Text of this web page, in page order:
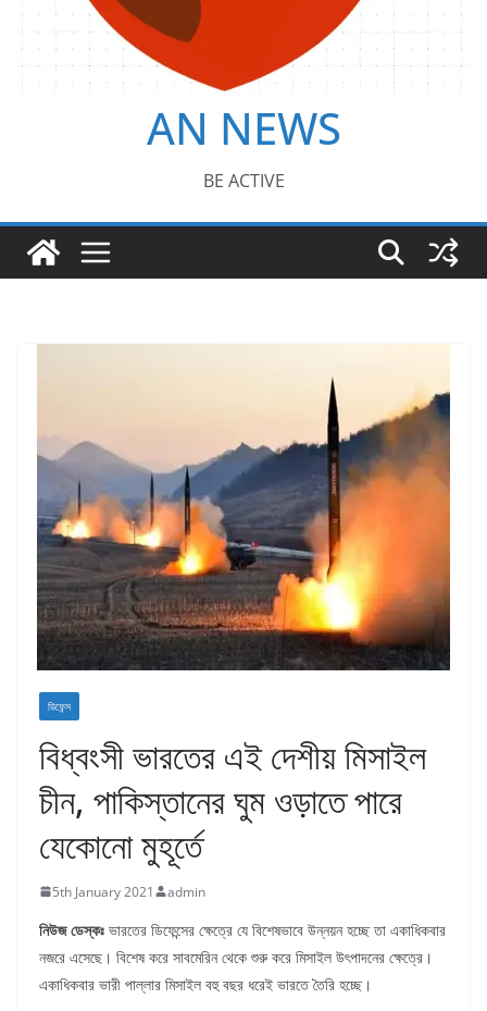
AN NEWS
BE ACTIVE
ডিফেন্স
বিধ্বংসী ভারতের এই দেশীয় মিসাইল
চীন, পাকিস্তানের ঘুম ওড়াতে পারে
যেকোনো মুহূর্তে
5th January 2021 admin
নিউজ ডেস্কঃ ভারতের ডিফেন্সের ক্ষেত্রে যে বিশেষভাবে উন্নয়ন হচ্ছে তা একাধিকবার
নজরে এসেছে। বিশেষ করে সাবমেরিন থেকে শুরু করে মিসাইল উৎপাদনের ক্ষেত্রে।
একাধিকবার ভারী পাল্লার মিসাইল বহু বছর ধরেই ভারতে তৈরি হচ্ছে।